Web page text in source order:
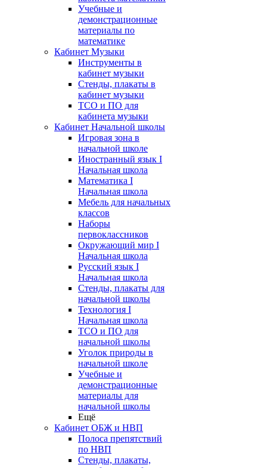
Учебные и
демонстрационные
материалы по
математике
Кабинет Музыки
Инструменты в
кабинет музыки
Стенды, плакаты в
кабинет музыки
ТСО и ПО для
кабинета музыки
Кабинет Начальной школы
Игровая зона в
начальной школе
Иностранный язык I
Начальная школа
Математика I
Начальная школа
Мебель для начальных
классов
Наборы
первоклассников
Окружающий мир I
Начальная школа
Русский язык I
Начальная школа
Стенды, плакаты для
начальной школы
Технология I
Начальная школа
ТСО и ПО для
начальной школы
Уголок природы в
начальной школе
Учебные и
демонстрационные
материалы для
начальной школы
Ещё
Кабинет ОБЖ и НВП
Полоса препятствий
по НВП
Стенды, плакаты,